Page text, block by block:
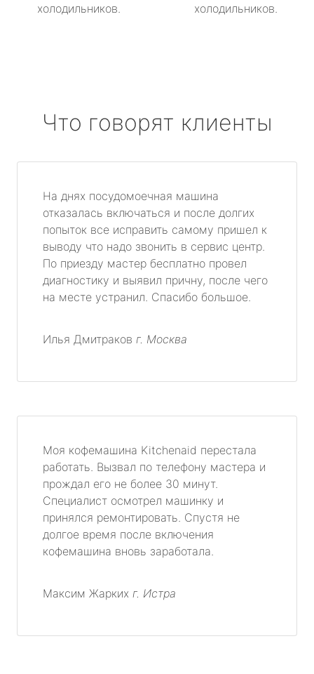
холодильников.
холодильников.
Что говорят клиенты
На днях посудомоечная машина
отказалась включаться и после долгих
попыток все исправить самому пришел к
выводу что надо звонить в сервис центр.
По приезду мастер бесплатно провел
диагностику и выявил причну, после чего
на месте устранил. Спасибо большое.
Илья Дмитраков г. Москва
Моя кофемашина Kitchenaid перестала
работать. Вызвал по телефону мастера и
прождал его не более 30 минут.
Специалист осмотрел машинку и
принялся ремонтировать. Спустя не
долгое время после включения
кофемашина вновь заработала.
Максим Жарких г. Истра